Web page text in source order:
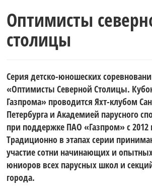
Оптимисты
столицы
Серия детско-юношеских
«Оптимисты Северной Столицы.
Газпрома» проводится Яхт-клубом
Петербурга и Академией парусного
при поддержке ПАО «Газпром» с 2012
Традиционно в этапах серии
участие сотни начинающих и
юниоров всех парусных школ и
города.